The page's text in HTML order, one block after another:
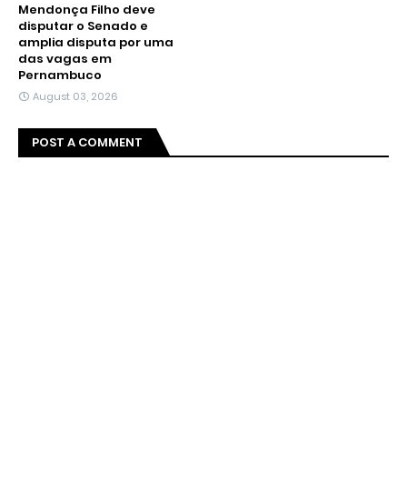
Mendonça Filho deve
disputar o Senado e
amplia disputa por uma
das vagas em
Pernambuco
August 03, 2026
POST A COMMENT